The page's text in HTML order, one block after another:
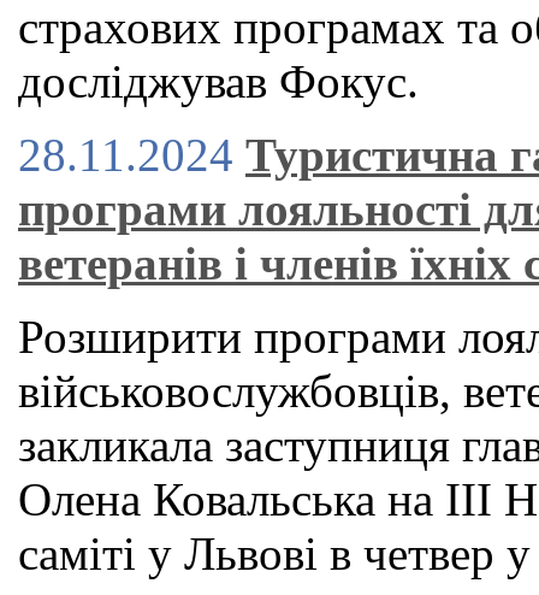
страхових програмах та
досліджував Фокус.
28.11.2024 Туристична
програми лояльності
ветеранів і членів
Розширити програми
військовослужбовців,
закликала заступниця
Олена Ковальська на ІІІ
саміті у Львові в четвер